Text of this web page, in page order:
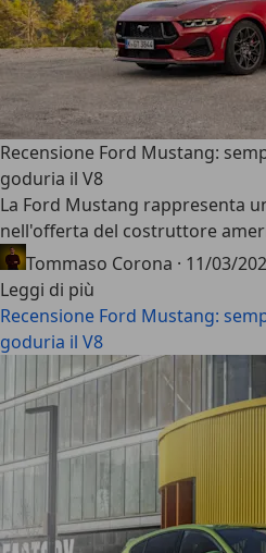
Recensione Ford Mustang:
goduria il V8
La Ford Mustang rappresenta
nell'offerta del costruttore
Tommaso Corona · 11/03/
Leggi di più
Recensione Ford Mustang:
goduria il V8